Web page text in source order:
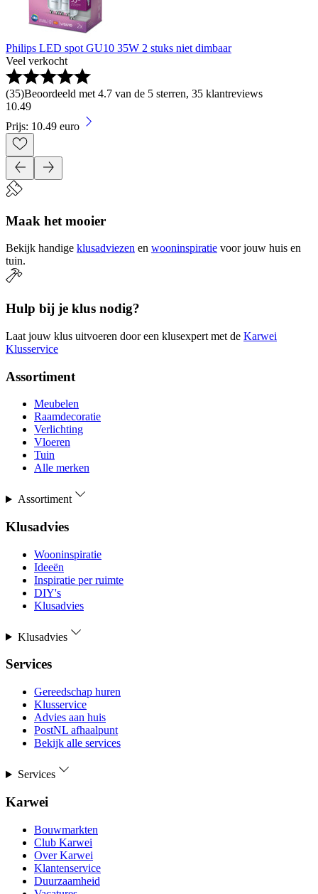
Philips LED spot GU10 35W 2 stuks niet dimbaar
Veel verkocht
(35)Beoordeeld met 4.7 van de 5 sterren, 35 klantreviews
10.49
Prijs: 10.49 euro
Maak het mooier
Bekijk handige klusadviezen en wooninspiratie voor jouw huis en
tuin.
Hulp bij je klus nodig?
Laat jouw klus uitvoeren door een klusexpert met de Karwei
Klusservice
Assortiment
Meubelen
Raamdecoratie
Verlichting
Vloeren
Tuin
Alle merken
Assortiment
Klusadvies
Wooninspiratie
Ideeën
Inspiratie per ruimte
DIY's
Klusadvies
Klusadvies
Services
Gereedschap huren
Klusservice
Advies aan huis
PostNL afhaalpunt
Bekijk alle services
Services
Karwei
Bouwmarkten
Club Karwei
Over Karwei
Klantenservice
Duurzaamheid